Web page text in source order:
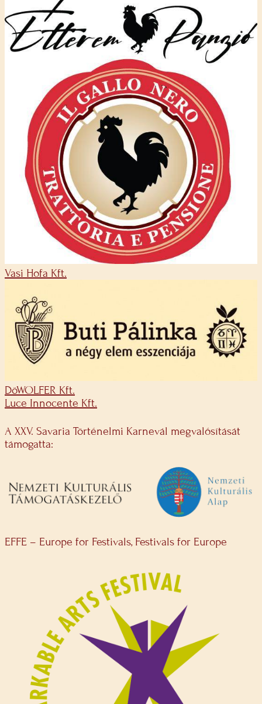
Vasi Hofa Kft.
DöWOLFER Kft.
Luce Innocente Kft.
A XXV. Savaria Történelmi Karnevál megvalósítását
támogatta:
EFFE – Europe for Festivals, Festivals for Europe